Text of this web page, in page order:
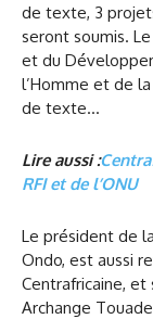
de texte, 3
seront soumis.
et du
l’Homme et de
de texte…
Lire aussi :
RFI et de l’ONU
Le président de
Ondo, est aussi
Centrafricaine, et
Archange